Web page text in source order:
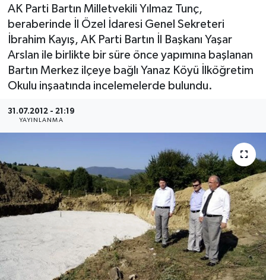
AK Parti Bartın Milletvekili Yılmaz Tunç,
beraberinde İl Özel İdaresi Genel Sekreteri
İbrahim Kayış, AK Parti Bartın İl Başkanı Yaşar
Arslan ile birlikte bir süre önce yapımına başlanan
Bartın Merkez ilçeye bağlı Yanaz Köyü İlköğretim
Okulu inşaatında incelemelerde bulundu.
31.07.2012 - 21:19
YAYINLANMA
Medya
Sağlık
Sinema
Sivil Toplum
Spor
Tarım
Turizm
Yaşam